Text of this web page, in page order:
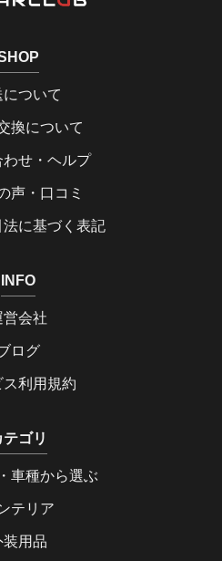
について
換について
わせ・ヘルプ
声・口コミ
に基づく表記
INFO
営会社
ログ
ス利用規約
テゴリ
車種から選ぶ
テリア
装用品